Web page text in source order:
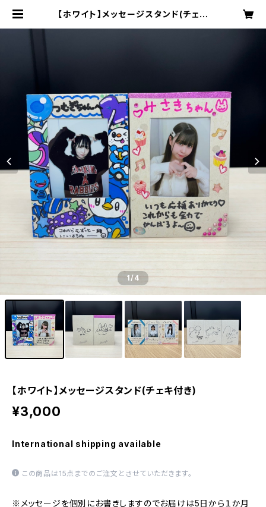
【ホワイト】メッセージスタンド(チェキ
1/4
【ホワイト】メッセージスタンド(チェキ付き)
¥3,000
International shipping available
この商品は15点までのご注文とさせていただきます。
※メッセージを個別にお書きしますのでお届けは5日から１か月